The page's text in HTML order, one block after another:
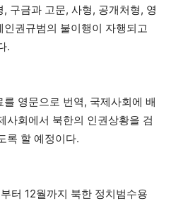
구금과 고문, 사형, 공개처형, 영
권규범의 불이행이 자행되고
.
영문으로 번역, 국제사회에 배
사회에서 북한의 인권상황을 검
록 할 예정이다.
터 12월까지 북한 정치범수용